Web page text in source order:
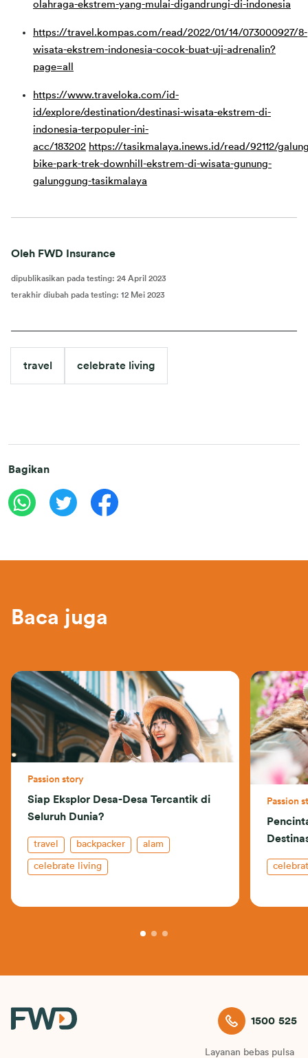
olahraga-ekstrem-yang-mulai-digandrungi-di-indonesia
https://travel.kompas.com/read/2022/01/14/073000927/8-
wisata-ekstrem-indonesia-cocok-buat-uji-adrenalin?
page=all
https://www.traveloka.com/id-
id/explore/destination/destinasi-wisata-ekstrem-di-
indonesia-terpopuler-ini-
acc/183202 https://tasikmalaya.inews.id/read/92112/
bike-park-trek-downhill-ekstrem-di-wisata-gunung-
galunggung-tasikmalaya
Oleh FWD Insurance
dipublikasikan pada testing: 24 April 2023
terakhir diubah pada testing: 12 Mei 2023
travel celebrate living
Bagikan
Baca juga
Passion story
Siap Eksplor Desa-Desa Tercantik di
Seluruh Dunia?
travel backpacker alam
celebrate living
Passion
1500 525
Layanan bebas pulsa